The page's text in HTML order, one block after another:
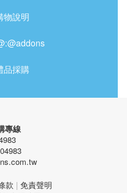
物說明
品採購
專線
款 | 免責聲明